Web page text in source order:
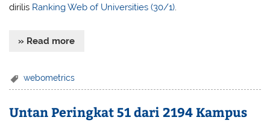
dirilis Ranking Web of Universities (30/1)
» Read more
webometrics
Untan Peringkat 51 dari 2194 Kampus